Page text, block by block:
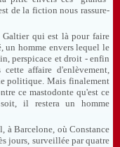
de la fiction nous rassure-
qui est là pour faire
un homme envers lequel le
perspicace et droit - enfin
affaire d'enlèvement,
politique. Mais finalement
ce mastodonte qu'est ce
il restera un homme
à Barcelone, où Constance
jours, surveillée par quatre